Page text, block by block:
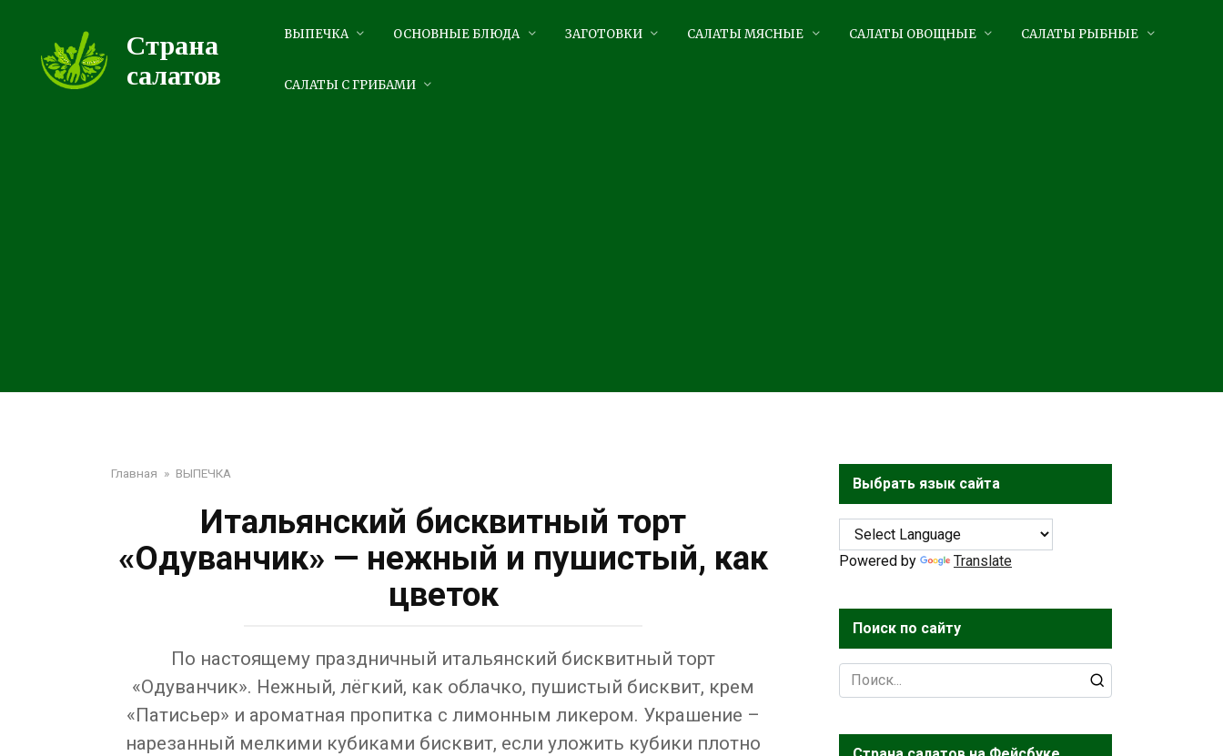
контенту
Страна
салатов
ВЫПЕЧКА ОСНОВНЫЕ БЛЮДА ЗАГОТОВКИ САЛАТЫ МЯСНЫЕ САЛАТЫ ОВОЩНЫЕ САЛАТЫ РЫБНЫЕ
САЛАТЫ С ГРИБАМИ
Главная » ВЫПЕЧКА
Итальянский бисквитный торт
«Одуванчик» — нежный и пушистый, как
цветок
По настоящему праздничный итальянский бисквитный торт
«Одуванчик». Нежный, лёгкий, как облачко, пушистый бисквит, крем
«Патисьер» и ароматная пропитка с лимонным ликером. Украшение –
нарезанный мелкими кубиками бисквит, если уложить кубики плотно
Выбрать язык сайта
Powered by Translate
Поиск по сайту
Search
for: